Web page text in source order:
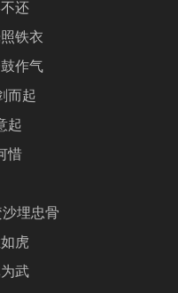
还
铁衣
作气
而起
起
惜
埋忠骨
虎
武